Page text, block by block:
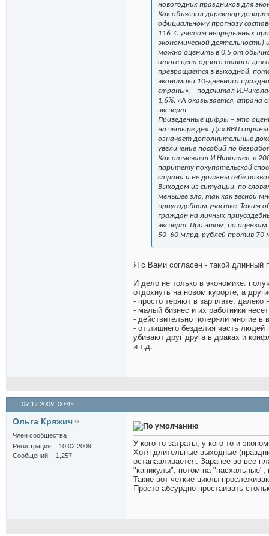
новогодних праздников для
Как объяснил директор
официальному прогнозу
116. С учетом непрерывных
экономической
можно оценить в 0,5 от
итоге цена одного такого дня
превращается в выходной,
экономики 10-дневного
страны», - подсчитал
1,6%. «А оказывается, страна
эксперт.
Приведенные цифры – это
на четыре дня. Для ВВП
означает дополнительные
увеличение пособий по
Как отмечает И.Николаев, в
паритету покупательской
страна и не должны себе
Выходом из ситуации, по
меньшее зло, так как весной
приусадебном участке. Таким
граждан на личных
эксперт. При этом, по
50−60 млрд. рублей против 70
Я с Вами согласен - такой длинный
И дело не только в экономике.
отдохнуть на новом курорте, а
- просто теряют в зарплате,
- малый бизнес и их работники
- действительно потеряли многие в
- от лишнего безделия часть людей
убивают друг друга в драках и
и т.д.
09.12.2009, 00:45
Ольга Кряжич
Член сообщества
Регистрация
10.02.2009
Сообщений
1,257
У кого-то затраты, у кого-то и
Хотя длительные выходные
останавливается. Заранее во все
"каникулы", потом на "пасхальные",
Такие вот четкие циклы
Просто абсурдно простаивать